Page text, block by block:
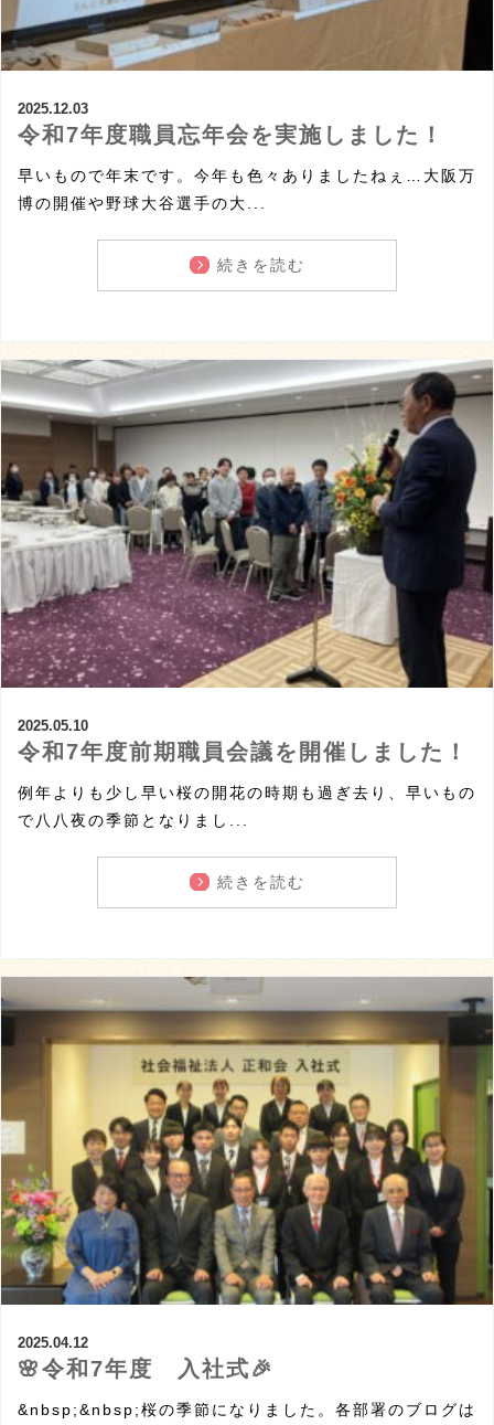
2025.12.03
令和7年度職員忘年会を実施しました！
早いもので年末です。今年も色々ありましたねぇ…大阪万
博の開催や野球大谷選手の大...
続きを読む
2025.05.10
令和7年度前期職員会議を開催しました！
例年よりも少し早い桜の開花の時期も過ぎ去り、早いもの
で八八夜の季節となりまし...
続きを読む
2025.04.12
🌸令和7年度 入社式🎉
&nbsp;&nbsp;桜の季節になりました。各部署のブログは